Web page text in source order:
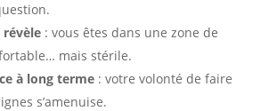
révèle: vous êtes dans une zone de
mais stérile.
à long terme: votre volonté de faire
s’amenuise.